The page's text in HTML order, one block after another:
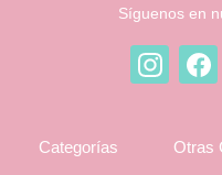
Síguenos en
Categorías Otras